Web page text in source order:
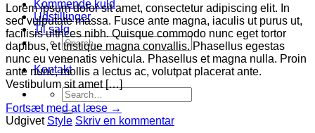
Kommende kuld
Udstillinger
Til salg
Search
for:
Kontakt
Search
for:
Lorem ipsum dolor sit amet, consectetur adipiscing elit. In
sed vulputate massa. Fusce ante magna, iaculis ut purus ut,
facilisis ultrices nibh. Quisque commodo nunc eget tortor
dapibus, et tristique magna convallis. Phasellus egestas
nunc eu venenatis vehicula. Phasellus et magna nulla. Proin
ante nunc, mollis a lectus ac, volutpat placerat ante.
Vestibulum sit amet […]
Fortsæt med at læse →
Udgivet Style Skriv en kommentar